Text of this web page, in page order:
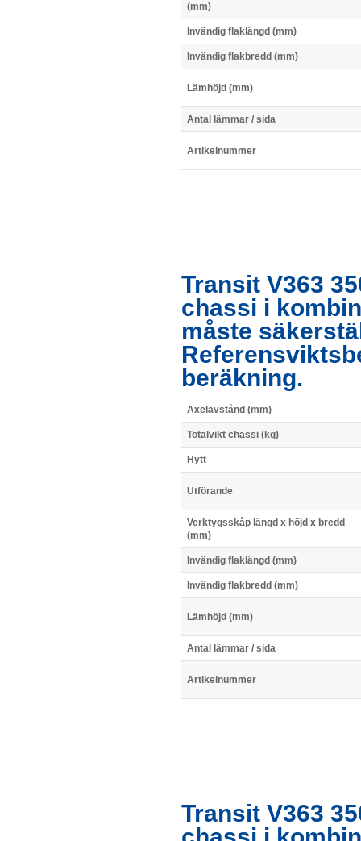
(mm)
Invändig flaklängd (mm)
Invändig flakbredd (mm)
Lämhöjd (mm)
Antal lämmar / sida
Artikelnummer
Transit V363
chassi i
måste
beräkning.
Axelavstånd (mm)
Totalvikt chassi (kg)
Hytt
Utförande
Verktygsskåp längd x höjd x bredd
(mm)
Invändig flaklängd (mm)
Invändig flakbredd (mm)
Lämhöjd (mm)
Antal lämmar / sida
Artikelnummer
Transit V363